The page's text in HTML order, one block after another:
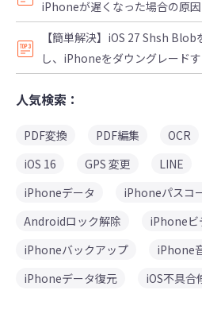
iPhoneが遅くなった場合の原
【簡単解決】iOS 27 Shsh Blob
し、iPhoneをダウングレード
人気検索：
PDF変換 PDF編集 OCR
iOS 16
GPS 変更 LINE
iPhoneデータ
iPhoneパスコ
Androidロック解除
iPhoneビ
iPhoneバックアップ
iPhone
iPhoneデータ復元
iOS不具合